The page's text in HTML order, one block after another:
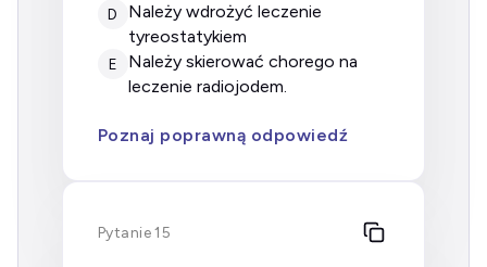
D
należy wdrożyć leczenie
tyreostatykiem
E
należy skierować chorego na
leczenie radiojodem.
Poznaj poprawną odpowiedź
Pytanie 15